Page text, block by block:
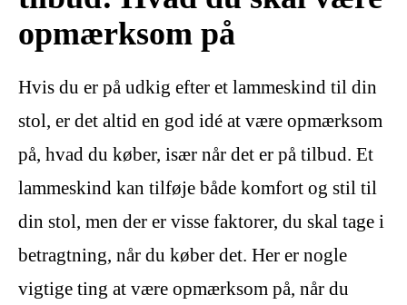
opmærksom på
Hvis du er på udkig efter et lammeskind til din
stol, er det altid en god idé at være opmærksom
på, hvad du køber, især når det er på tilbud. Et
lammeskind kan tilføje både komfort og stil til
din stol, men der er visse faktorer, du skal tage i
betragtning, når du køber det. Her er nogle
vigtige ting at være opmærksom på, når du